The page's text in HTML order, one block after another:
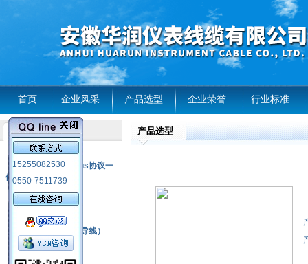
首页 企业风采 产品选型 企业荣誉 行业标准
15255082530
0550-7511739
产品列表
风电温度传感器
RS485通讯modbus协议一
体化现场智能仪表
热电偶
热电偶补偿电缆（导线）
振动传感器
产品选型